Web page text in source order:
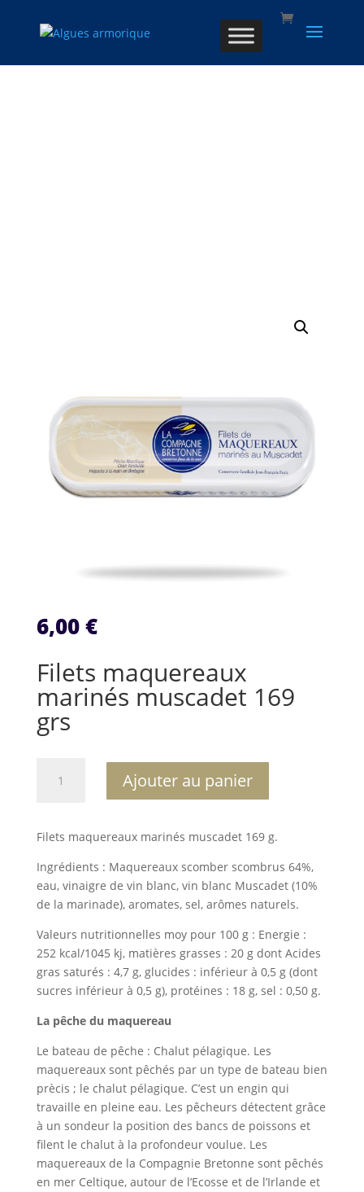
6,00€
Filets maquereaux
marinés muscadet 169
grs
marinés
muscadet
grs
Ajouter au panier
r
n
a
t
v
e
:
Filets maquereaux marinés muscadet 169 g.
Ingrédients : Maquereaux scomber scombrus 64%,
eau, vinaigre de vin blanc, vin blanc Muscadet (10%
de la marinade), aromates, sel, arômes naturels.
Valeurs nutritionnelles moy pour 100 g : Energie :
252 kcal/1045 kj, matières grasses : 20 g dont Acides
gras saturés : 4,7 g, glucides : inférieur à 0,5 g (dont
sucres inférieur à 0,5 g), protéines : 18 g, sel : 0,50 g.
La pêche du maquereau
Le bateau de pêche : Chalut pélagique. Les
maquereaux sont pêchés par un type de bateau bien
prècis ; le chalut pélagique. C’est un engin qui
travaille en pleine eau. Les pêcheurs détectent grâce
à un sondeur la position des bancs de poissons et
filent le chalut à la profondeur voulue. Les
maquereaux de la Compagnie Bretonne sont pêchés
en mer Celtique, autour de l’Ecosse et de l’Irlande et